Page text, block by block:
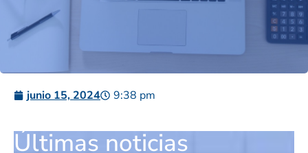
junio 15, 2024 9:38 pm
Últimas noticias